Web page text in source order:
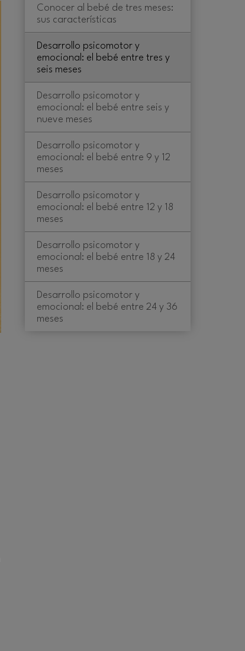
Conocer al bebé de tres meses:
sus características
Desarrollo psicomotor y
emocional: el bebé entre tres y
seis meses
Desarrollo psicomotor y
emocional: el bebé entre seis y
nueve meses
Desarrollo psicomotor y
emocional: el bebé entre 9 y 12
meses
Desarrollo psicomotor y
emocional: el bebé entre 12 y 18
meses
Desarrollo psicomotor y
emocional: el bebé entre 18 y 24
meses
Desarrollo psicomotor y
emocional: el bebé entre 24 y 36
meses